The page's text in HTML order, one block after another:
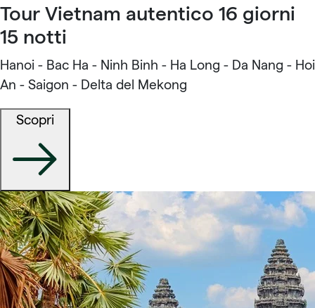
Tour Vietnam autentico 16 giorni
15 notti
Hanoi - Bac Ha - Ninh Binh - Ha Long - Da Nang - Hoi
An - Saigon - Delta del Mekong
Scopri